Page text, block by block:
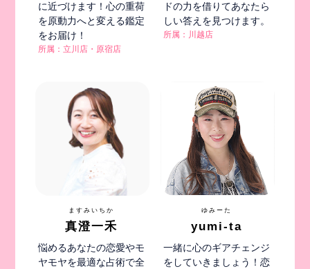
に近づけます！心の重荷
を原動力へと変える鑑定
をお届け！
所属：立川店・原宿店
ドの力を借りてあなたら
しい答えを見つけます。
所属：川越店
ますみいちか
真澄一禾
悩めるあなたの恋愛やモ
ヤモヤを最適な占術で全
ゆみーた
yumi-ta
一緒に心のギアチェンジ
をしていきましょう！恋